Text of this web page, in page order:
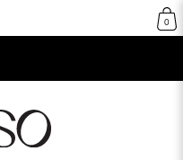
0